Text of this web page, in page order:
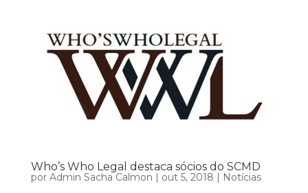
Who’s Who Legal destaca sócios do SCMD
por Admin Sacha Calmon | out 5, 2018 | Notícias